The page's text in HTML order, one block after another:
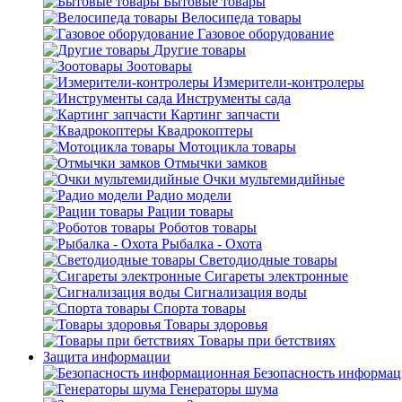
Велосипеда товары
Газовое оборудование
Другие товары
Зоотовары
Измерители-контролеры
Инструменты сада
Картинг запчасти
Квадрокоптеры
Мотоцикла товары
Отмычки замков
Очки мультемидийные
Радио модели
Рации товары
Роботов товары
Рыбалка - Охота
Светодиодные товары
Сигареты электронные
Сигнализация воды
Спорта товары
Товары здоровья
Товары при бетствиях
Защита информации
Безопасность
Генераторы шума